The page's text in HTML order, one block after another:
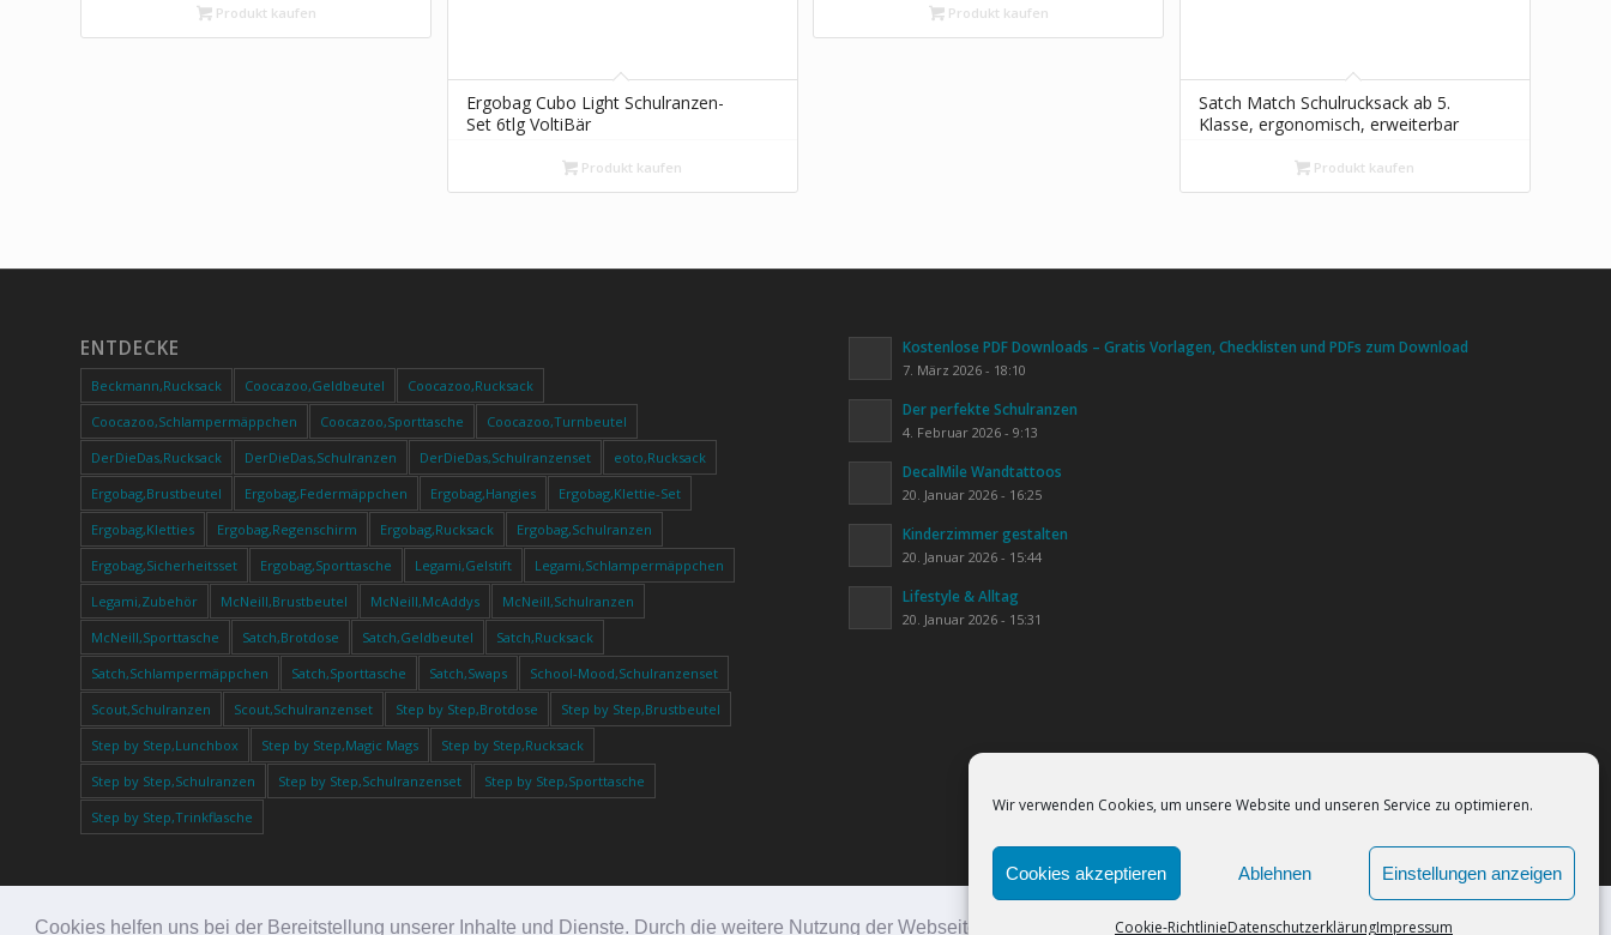
Cookies helfen uns bei der Bereitstellung unserer Inhalte und Dienste. Durch die weitere Nutzung der Webseite stimmen Sie der Verwendung von Cookies zu.
Wir verwenden Cookies, um unsere Website und unseren Service zu optimieren.
Cookies akzeptieren Ablehnen Einstellungen anzeigen
Cookie-RichtlinieDatenschutzerklärungImpressum
größenverstellbar, mit Brustgurt &
Hüftgurt, ab der 3. Klasse
Produkt kaufen
Ergobag Cubo Light Schulranzen-
Set 6tlg VoltiBär
Produkt kaufen
Produkt kaufen
Satch Match Schulrucksack ab 5.
Klasse, ergonomisch, erweiterbar
Fronttasche Mystic Nights –
Schwarz
Produkt kaufen
ENTDECKE
Beckmann,Rucksack Coocazoo,Geldbeutel
Coocazoo,Rucksack
Coocazoo,Schlampermäppchen
Coocazoo,Sporttasche
Coocazoo,Turnbeutel
DerDieDas,Rucksack
DerDieDas,Schulranzen DerDieDas,Schulranzenset
eoto,Rucksack
Ergobag,Brustbeutel
Ergobag,Federmäppchen Ergobag,Hangies
Ergobag,Klettie-Set
Ergobag,Kletties
Ergobag,Regenschirm Ergobag,Rucksack
Ergobag,Schulranzen
Ergobag,Sicherheitsset
Ergobag,Sporttasche Legami,Gelstift
Legami,Schlampermäppchen
Legami,Zubehör
McNeill,Brustbeutel McNeill,McAddys
McNeill,Schulranzen
McNeill,Sporttasche
Satch,Brotdose Satch,Geldbeutel
Satch,Rucksack
Satch,Schlampermäppchen
Satch,Sporttasche Satch,Swaps
School-Mood,Schulranzenset
Scout,Schulranzen
Scout,Schulranzenset Step by Step,Brotdose
Step by Step,Brustbeutel
Step by Step,Lunchbox
Step by Step,Magic Mags
Step by Step,Rucksack
Step by Step,Schulranzen
Step by Step,Schulranzenset
Step by Step,Sporttasche
Step by Step,Trinkflasche
Kostenlose PDF Downloads – Gratis Vorlagen, Checklisten und PDFs zum Download
7. März 2026 - 18:10
Der perfekte Schulranzen
4. Februar 2026 - 9:13
DecalMile Wandtattoos
20. Januar 2026 - 16:25
Kinderzimmer gestalten
20. Januar 2026 - 15:44
Lifestyle & Alltag
20. Januar 2026 - 15:31